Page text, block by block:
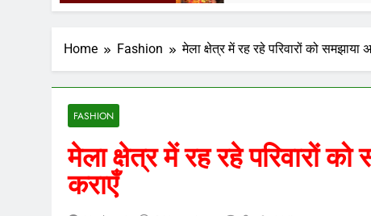
Home Fashion मेला क्षेत्र में रह रहे परिवारों को समझाया
FASHION
मेला क्षेत्र में रह रहे परिवारों
कराएँ